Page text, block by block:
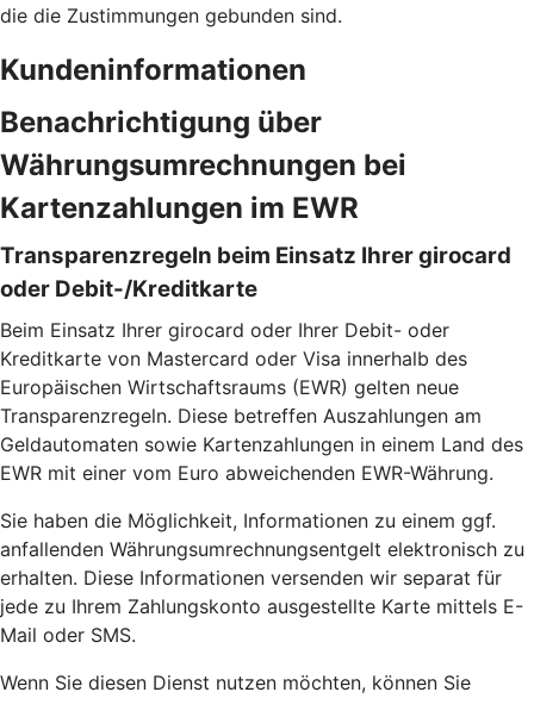
die die Zustimmungen gebunden sind.
Kundeninformationen
Benachrichtigung über
Währungsumrechnungen bei
Kartenzahlungen im EWR
Transparenzregeln beim Einsatz Ihrer girocard
oder Debit-/Kreditkarte
Beim Einsatz Ihrer girocard oder Ihrer Debit- oder
Kreditkarte von Mastercard oder Visa innerhalb des
Europäischen Wirtschaftsraums (EWR) gelten neue
Transparenzregeln. Diese betreffen Auszahlungen am
Geldautomaten sowie Kartenzahlungen in einem Land des
EWR mit einer vom Euro abweichenden EWR-Währung.
Sie haben die Möglichkeit, Informationen zu einem ggf.
anfallenden Währungsumrechnungsentgelt elektronisch zu
erhalten. Diese Informationen versenden wir separat für
jede zu Ihrem Zahlungskonto ausgestellte Karte mittels E-
Mail oder SMS.
Wenn Sie diesen Dienst nutzen möchten, können Sie